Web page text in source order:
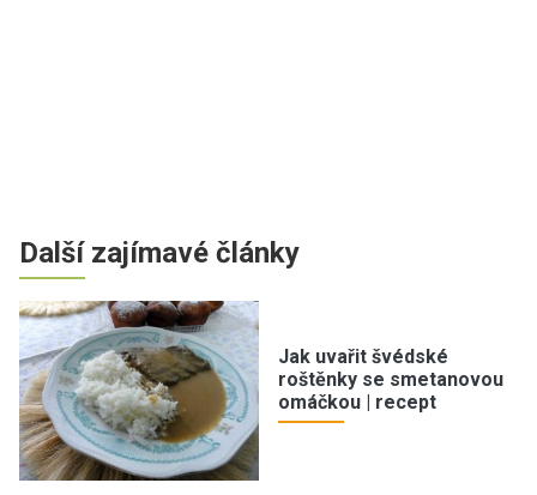
Další zajímavé články
Jak uvařit švédské
roštěnky se smetanovou
omáčkou | recept